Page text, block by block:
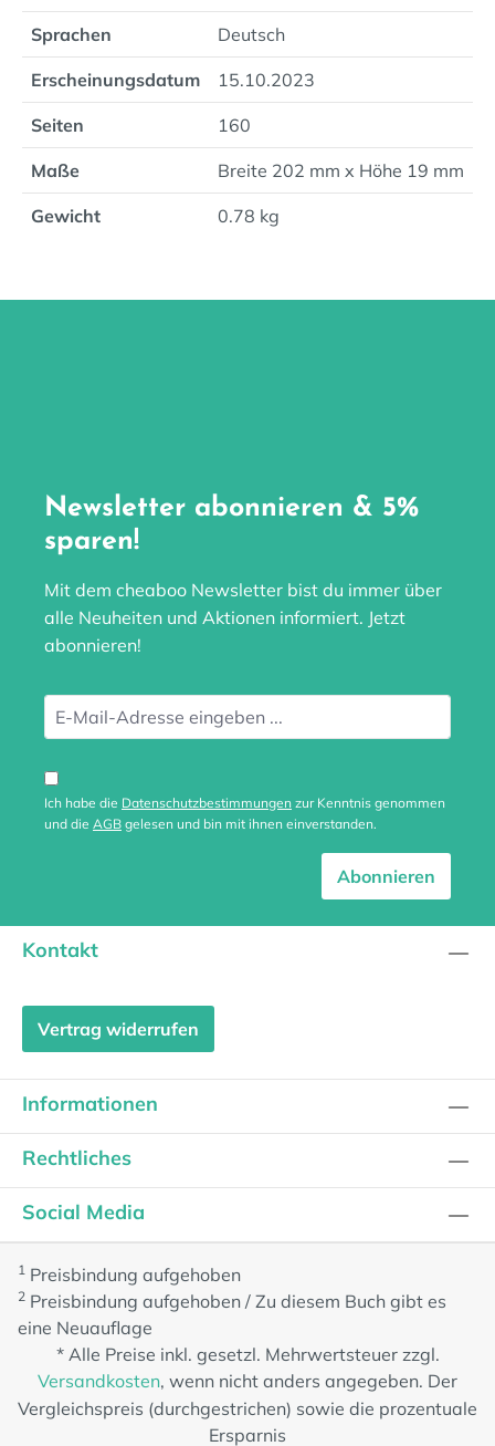
Sprachen Deutsch
Erscheinungsdatum 15.10.2023
Seiten 160
Maße Breite 202 mm x Höhe 19 mm
Gewicht 0.78 kg
Newsletter abonnieren & 5%
sparen!
Mit dem cheaboo Newsletter bist du immer über
alle Neuheiten und Aktionen informiert. Jetzt
abonnieren!
Ich habe die Datenschutzbestimmungen zur Kenntnis genommen
und die AGB gelesen und bin mit ihnen einverstanden.
Abonnieren
Kontakt
Vertrag widerrufen
Informationen
Rechtliches
Social Media
1 Preisbindung aufgehoben
2 Preisbindung aufgehoben / Zu diesem Buch gibt es
eine Neuauflage
* Alle Preise inkl. gesetzl. Mehrwertsteuer zzgl.
Versandkosten, wenn nicht anders angegeben. Der
Vergleichspreis (durchgestrichen) sowie die prozentuale
Ersparnis